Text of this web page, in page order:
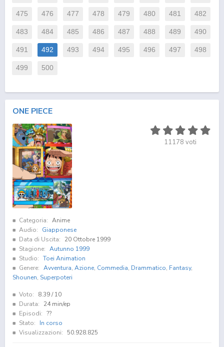
475 476 477 478 479 480 481 482
483 484 485 486 487 488 489 490
491 492 493 494 495 496 497 498
499 500
ONE PIECE
11178 voti
Categoria: Anime
Audio:
Giapponese
Data di Uscita:
20 Ottobre 1999
Stagione: Autunno 1999
Studio: Toei Animation
Genere: Avventura, Azione, Commedia, Drammatico, Fantasy,
Shounen, Superpoteri
Voto: 8.39/ 10
Durata:
24 min/ep
Episodi: ??
Stato:
In corso
Visualizzazioni:
50.928.825